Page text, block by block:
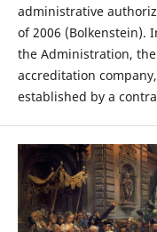
administrative
of 2006 (Bolkenstein).
the Administration,
accreditation
established by a